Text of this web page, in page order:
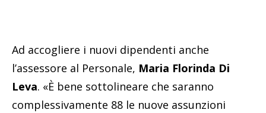
Ad accogliere i nuovi dipendenti anche
l’assessore al Personale, Maria Florinda Di
Leva. «È bene sottolineare che saranno
complessivamente 88 le nuove assunzioni